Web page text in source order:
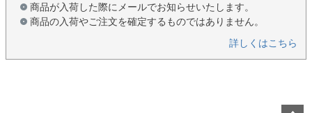
商品が入荷した際にメールでお知らせいたします。
商品の入荷やご注文を確定するものではありません。
詳しくはこちら